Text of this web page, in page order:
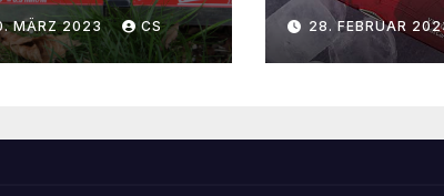
MÄRZ 2023 CS 28. FEBRUAR